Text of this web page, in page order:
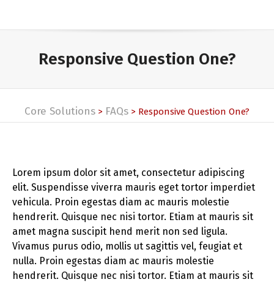
Responsive Question One?
Core Solutions > FAQs > Responsive Question One?
Lorem ipsum dolor sit amet, consectetur adipiscing
elit. Suspendisse viverra mauris eget tortor imperdiet
vehicula. Proin egestas diam ac mauris molestie
hendrerit. Quisque nec nisi tortor. Etiam at mauris sit
amet magna suscipit hend merit non sed ligula.
Vivamus purus odio, mollis ut sagittis vel, feugiat et
nulla. Proin egestas diam ac mauris molestie
hendrerit. Quisque nec nisi tortor. Etiam at mauris sit